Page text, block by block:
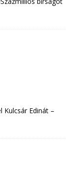
Kulcsár Edinát –